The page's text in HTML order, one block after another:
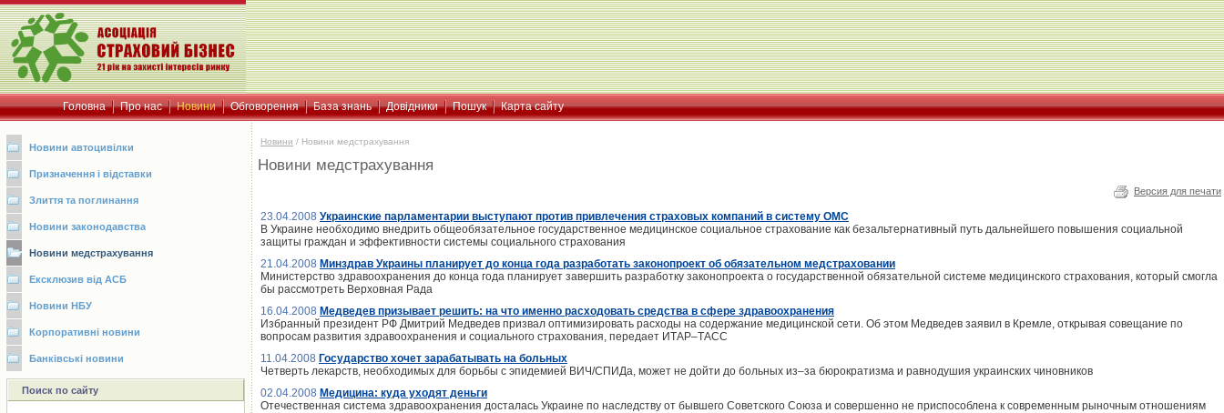
Головна Про нас Новини Обговорення База знань Довідники Пошук Карта сайту
Новини автоцивілки
Призначення і відставки
Злиття та поглинання
Новини законодавства
Новини медстрахування
Ексклюзив від АСБ
Новини НБУ
Корпоративні новини
Банківські новини
Поиск по сайту
Новини / Новини медстрахування
Новини медстрахування
Версия для печати
23.04.2008 Украинские парламентарии выступают против привлечения страховых компаний в систему ОМС
В Украине необходимо внедрить общеобязательное государственное медицинское социальное страхование как безальтернативный путь дальнейшего повышения социальной
защиты граждан и эффективности системы социального страхования
21.04.2008 Минздрав Украины планирует до конца года разработать законопроект об обязательном медстраховании
Министерство здравоохранения до конца года планирует завершить разработку законопроекта о государственной обязательной системе медицинского страхования, который смогла
бы рассмотреть Верховная Рада
16.04.2008 Медведев призывает решить: на что именно расходовать средства в сфере здравоохранения
Избранный президент РФ Дмитрий Медведев призвал оптимизировать расходы на содержание медицинской сети. Об этом Медведев заявил в Кремле, открывая совещание по
вопросам развития здравоохранения и социального страхования, передает ИТАР–ТАСС
11.04.2008 Государство хочет зарабатывать на больных
Четверть лекарств, необходимых для борьбы с эпидемией ВИЧ/СПИДа, может не дойти до больных из–за бюрократизма и равнодушия украинских чиновников
02.04.2008 Медицина: куда уходят деньги
Отечественная система здравоохранения досталась Украине по наследству от бывшего Советского Союза и совершенно не приспособлена к современным рыночным отношениям